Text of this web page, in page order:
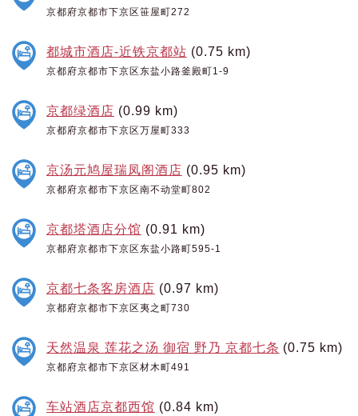
京都府京都市下京区笹屋町272
都城市酒店-近铁京都站 (0.75 km)
京都府京都市下京区东盐小路釜殿町1-9
京都绿酒店 (0.99 km)
京都府京都市下京区万屋町333
京汤元鸠屋瑞凤阁酒店 (0.95 km)
京都府京都市下京区南不动堂町802
京都塔酒店分馆 (0.91 km)
京都府京都市下京区东盐小路町595-1
京都七条客房酒店 (0.97 km)
京都府京都市下京区夷之町730
天然温泉 莲花之汤 御宿 野乃 京都七条 (0.75 km)
京都府京都市下京区材木町491
车站酒店京都西馆 (0.84 km)